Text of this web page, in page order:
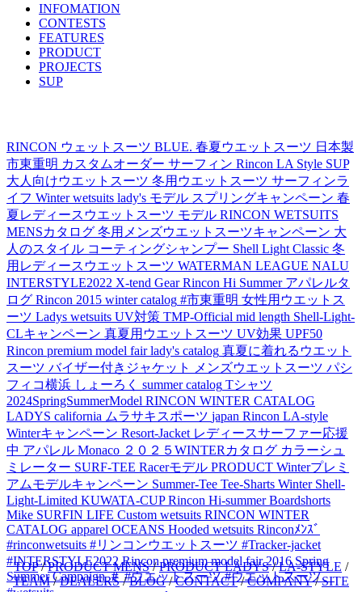
TOPICS LISTINFOMATION
CONTESTS
FEATURES
PRODUCT
PROJECTS
SUP
RINCON ウェットスーツ BLUE. 春夏ウエットスーツ 日本製
市東重明 カスタムオーダー サーフィン Rincon LA Style SUP
大人向けウエットスーツ 冬用ウエットスーツ サーフィンラ
イフ Winter wetsuits lady's モデル スプリングキャンペーン 春
夏レディースウエットスーツ モデル RINCON WETSUITS
MENSカタログ 冬用メンズウエットスーツキャンペーン 大
人のスタイル コーティングシャンプー Shell Light Classic 冬
用レディースウエットスーツ WATERMAN LEAGUE NALU
INTERSTYLE2022 X-tend Gear Rincon Hi Summer アパレルタ
ログ Rincon 2015 winter catalog #市東重明 女性用ウエットス
ーツ Ladys wetsuits UV対策 TMP-Official mid length Shell-Light-
CLキャンペーン 真夏用ウエットスーツ UV効果 UPF50
Rincon premium model fair lady's catalog 真夏に着れるウエット
スーツ バイザー付きジャケット メンズウエットスーツ パシ
フィコ横浜 しょーろく summer catalog Tシャツ
2024SpringSummerModel RINCON WINTER CATALOG
LADYS california ムラサキスポーツ japan Rincon LA-style
Winterキャンペーン Resort-Jacket レディースサーファー応援
中 アパレル Monaco ２０２５WINTERカタログ カラーシュ
ミレーター SURF-TEE Racerモデル PRODUCT Winterプレミ
アムモデルキャンペーン Summer-Tee Tee-Sharts Winter Shell-
Light-Limited KUWATA-CUP Rincon Hi-summer Boardshorts
Mike SURFIN LIFE Custom wetsuits RINCON WINTER
CATALOG apparel OCEANS Hooded wetsuits Rinconﾒﾝｽﾞ
#rinconwetsuits #リンコンウエットスーツ #Tracker-jacket
#INTERSTYLE2022 Rincon premium model fair 2016 Spring
Summer Campaign ＃ #ウエットスーツ #ウエットスーツ
TOP/PRODUCT MENS/PRODUCT LADYS/LA-STYLE /
TEAM/DEALERS/BLOG/CONTACT/COMPANY/SITE